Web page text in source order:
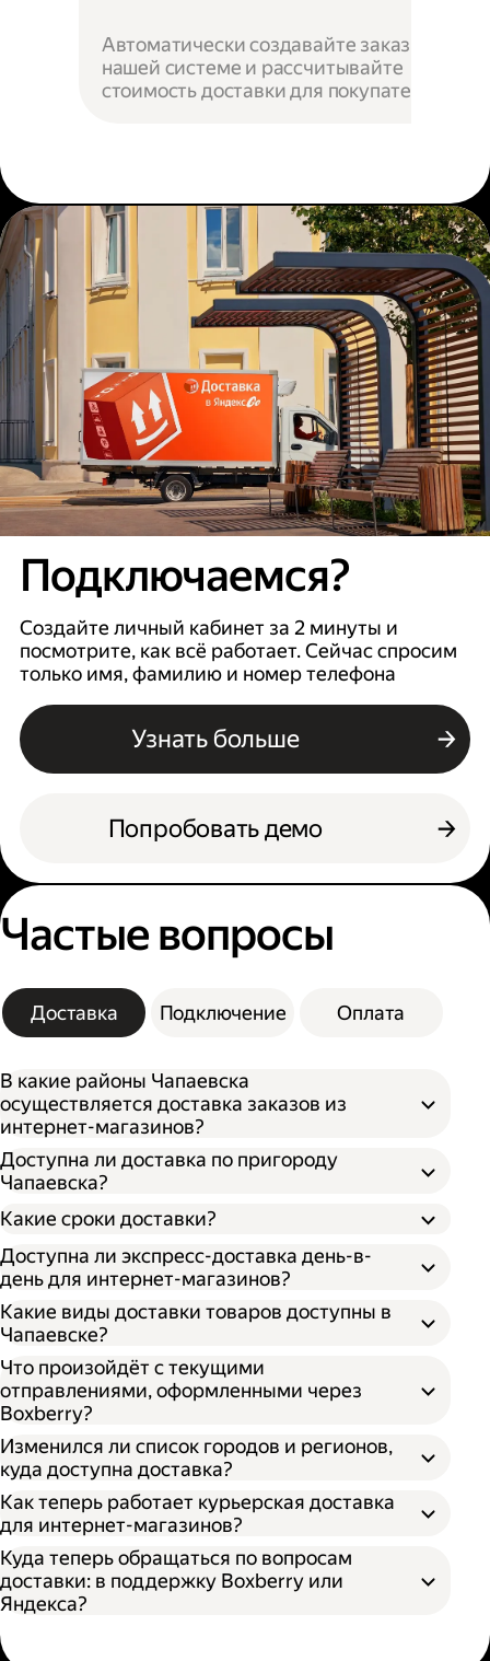
Автоматически создавайте заказы в
нашей системе и рассчитывайте
стоимость доставки для покупателей.
Подключаемся?
Создайте личный кабинет за 2 минуты и
посмотрите, как всё работает. Сейчас спросим
только имя, фамилию и номер телефона
Узнать больше
Попробовать демо
Частые вопросы
Доставка Подключение Оплата
В какие районы Чапаевска
осуществляется доставка заказов из
интернет-магазинов?
Доступна ли доставка по пригороду
Чапаевска?
Какие сроки доставки?
Доступна ли экспресс-доставка день-в-
день для интернет-магазинов?
Какие виды доставки товаров доступны в
Чапаевске?
Что произойдёт с текущими
отправлениями, оформленными через
Boxberry?
Изменился ли список городов и регионов,
куда доступна доставка?
Как теперь работает курьерская доставка
для интернет-магазинов?
Куда теперь обращаться по вопросам
доставки: в поддержку Boxberry или
Яндекса?